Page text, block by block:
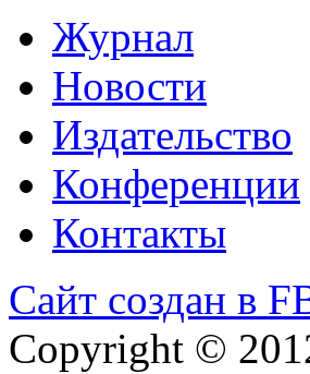
Журнал
Новости
Издательство
Конференции
Контакты
Сайт создан в
Copyright ©